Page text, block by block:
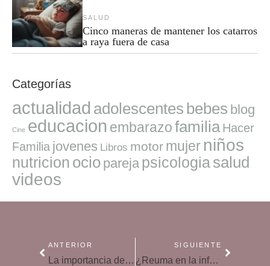
SALUD
Cinco maneras de mantener los catarros
a raya fuera de casa
Categorías
actualidad adolescentes bebes blog
Cine educacion embarazofamilia Hacer
Familia jovenes Libros motor mujer niños
nutricion ocio pareja psicologiasalud
videos
ANTERIOR
La importancia de detectar la miopía en la infancia
SIGUIENTE
¿Reuma en la infancia? ¡Es posible y todo lo que tienes que saber!